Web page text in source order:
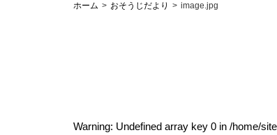
ホーム > おそうじだより > image.jpg
Warning: Undefined array key 0 in /home/